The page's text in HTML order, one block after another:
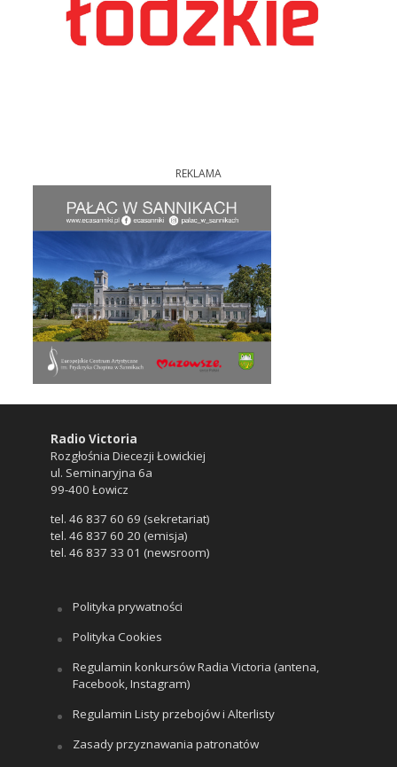
REKLAMA
Radio Victoria
Rozgłośnia Diecezji Łowickiej
ul. Seminaryjna 6a
99-400 Łowicz
tel. 46 837 60 69 (sekretariat)
tel. 46 837 60 20 (emisja)
tel. 46 837 33 01 (newsroom)
Polityka prywatności
Polityka Cookies
Regulamin konkursów Radia Victoria (antena,
Facebook, Instagram)
Regulamin Listy przebojów i Alterlisty
Zasady przyznawania patronatów